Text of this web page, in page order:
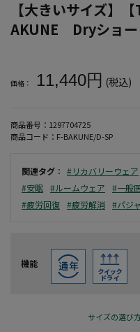
【大きいサイズ】
AKUNE Dryショー
価格： 11,440円 (税込)
商品番号： 1297704725
商品コード： F-BAKUNE/D-SP
関連タグ ： #リカバリーウェア
#安眠 #ルームウェア #一般
#疲労回復 #疲労解消 #パジ
機能
サイズの選び